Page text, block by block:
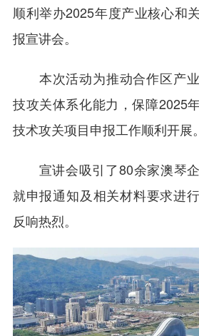
顺利举办2025年度产业核心和
报宣讲会。
本次活动为推动合作区产业
技攻关体系化能力，保障2025
技术攻关项目申报工作顺利开展。
宣讲会吸引了80余家澳琴企
就申报通知及相关材料要求进
反响热烈。